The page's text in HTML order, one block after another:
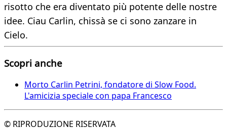
risotto che era diventato più potente delle nostre
idee. Ciau Carlin, chissà se ci sono zanzare in
Cielo.
Scopri anche
Morto Carlin Petrini, fondatore di Slow Food.
L'amicizia speciale con papa Francesco
© RIPRODUZIONE RISERVATA